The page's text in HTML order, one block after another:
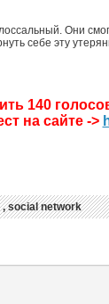
Они
себе эту
140
на сайте ->
,social network